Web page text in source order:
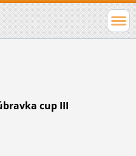
cup III